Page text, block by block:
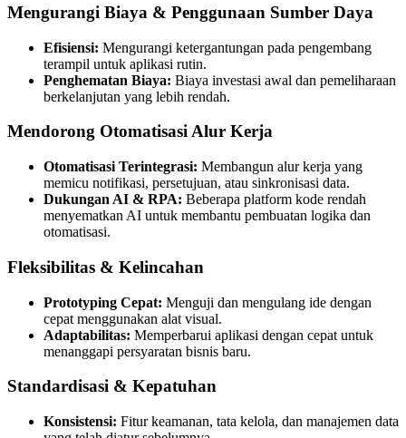
Mengurangi Biaya & Penggunaan Sumber Daya
Efisiensi: Mengurangi ketergantungan pada pengembang
terampil untuk aplikasi rutin.
Penghematan Biaya: Biaya investasi awal dan pemeliharaan
berkelanjutan yang lebih rendah.
Mendorong Otomatisasi Alur Kerja
Otomatisasi Terintegrasi: Membangun alur kerja yang
memicu notifikasi, persetujuan, atau sinkronisasi data.
Dukungan AI & RPA: Beberapa platform kode rendah
menyematkan AI untuk membantu pembuatan logika dan
otomatisasi.
Fleksibilitas & Kelincahan
Prototyping Cepat: Menguji dan mengulang ide dengan
cepat menggunakan alat visual.
Adaptabilitas: Memperbarui aplikasi dengan cepat untuk
menanggapi persyaratan bisnis baru.
Standardisasi & Kepatuhan
Konsistensi: Fitur keamanan, tata kelola, dan manajemen data